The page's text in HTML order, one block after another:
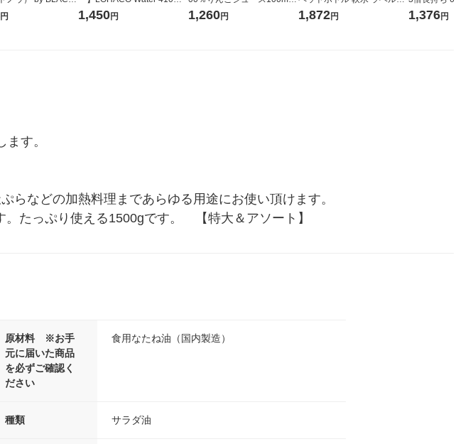
1セット（6本）
円
1箱（20本入）ラベルレス
1,450円
箱（18本入）オリジナル
1,260円
ス 1セット（48本）天然水
1,872円
紙配合 スコッ
1,376円
す。
らなどの加熱料理まであらゆる用途にお使い頂けます。
たっぷり使える1500gです。　【特大＆アソート】
原材料 ※お手
元に届いた商品
を必ずご確認く
ださい
食用なたね油（国内製造）
種類 サラダ油